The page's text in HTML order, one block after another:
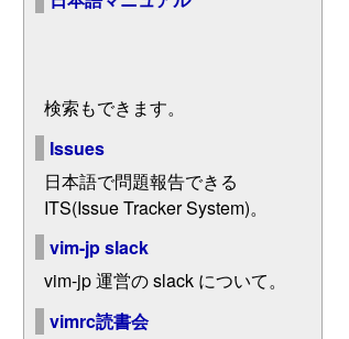
検索もできます。
Issues
日本語で問題報告できる
ITS(Issue Tracker System)。
vim-jp slack
vim-jp 運営の slack について。
vimrc読書会